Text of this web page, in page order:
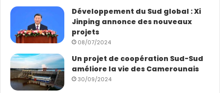
de personnes déplacées.
Des familles fragilisées par des déplacements
incessants
« De nombreuses familles rentrent chez elles pour
découvrir que leurs maisons ont été détruites ou
pillées, ce qui les oblige à s’entasser dans des
Développement du Sud global : Xi
Jinping annonce des nouveaux
projets
08/07/2024
Un projet de coopération Sud-Sud
améliore la vie des Camerounais
30/09/2024